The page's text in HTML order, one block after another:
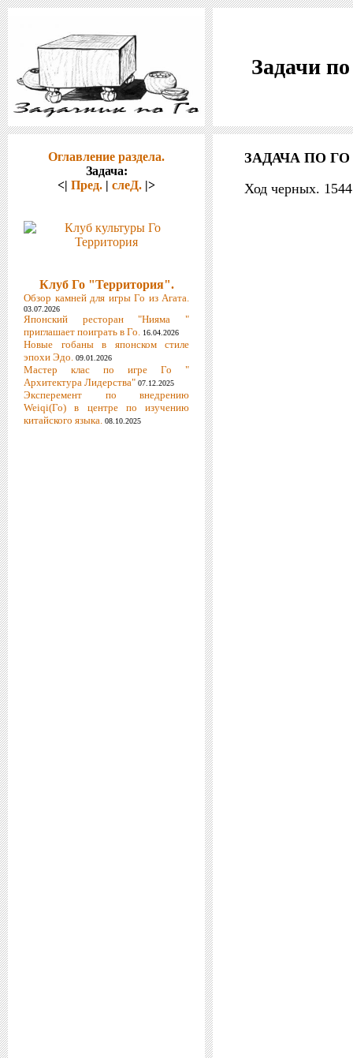
Задачи
Оглавление раздела.
Задача:
<| Пред. | слеД. |>
Клуб Го "Территория".
Обзор камней для игры Го из Агата.
03.07.2026
Японский ресторан "Нияма "
приглашает поиграть в Го. 16.04.2026
Новые гобаны в японском стиле
эпохи Эдо. 09.01.2026
Мастер клас по игре Го "
Архитектура Лидерства" 07.12.2025
Эксперемент по внедрению
Weiqi(Го) в центре по изучению
китайского языка. 08.10.2025
ЗАДАЧА ПО ГО
Ход черных.